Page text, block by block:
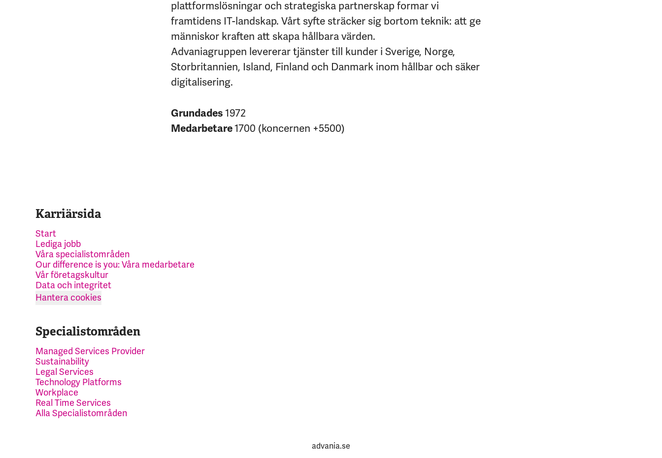
plattformslösningar och strategiska partnerskap formar vi
framtidens IT-landskap. Vårt syfte sträcker sig bortom teknik: att ge
människor kraften att skapa hållbara värden.
Advaniagruppen levererar tjänster till kunder i Sverige, Norge,
Storbritannien, Island, Finland och Danmark inom hållbar och säker
digitalisering.
Grundades1972
Medarbetare1700 (koncernen +5500)
Karriärsida
Start
Lediga jobb
Våra specialistområden
Our difference is you: Våra medarbetare
Vår företagskultur
Data och integritet
Hantera cookies
Specialistområden
Managed Services Provider
Sustainability
Legal Services
Technology Platforms
Workplace
Real Time Services
Alla Specialistområden
advania.se